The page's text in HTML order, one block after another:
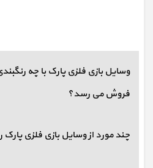
وسایل بازی فلزی پارک با چه
فروش می رسد؟
چند مورد از وسایل بازی فلزی پارک